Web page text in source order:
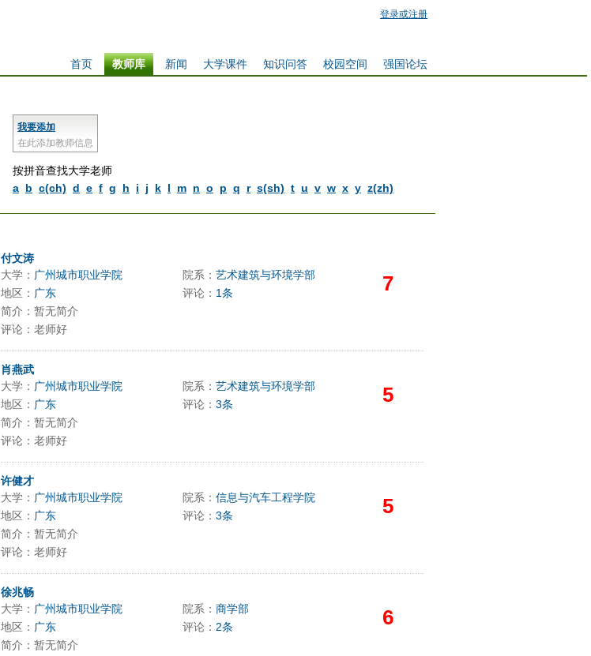
登录或注册
强国论坛
校园空间
知识问答
大学课件
新闻
教师库
首页
我要添加
在此添加教师信息
按拼音查找大学老师
a b c(ch) d e f g h i j k l m n o p q r s(sh) t u v w x y z(zh)
付文涛
大学： 广州城市职业学院 院系： 艺术建筑与环境学部 7
地区： 广东 评论： 1条
简介：暂无简介
评论：老师好
肖燕武
大学： 广州城市职业学院 院系： 艺术建筑与环境学部 5
地区： 广东 评论： 3条
简介：暂无简介
评论：老师好
许健才
大学： 广州城市职业学院 院系： 信息与汽车工程学院 5
地区： 广东 评论： 3条
简介：暂无简介
评论：老师好
徐兆畅
大学： 广州城市职业学院 院系： 商学部 6
地区： 广东 评论： 2条
简介：暂无简介